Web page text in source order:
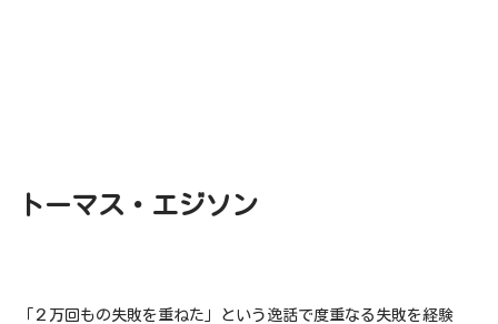
トーマス・エジソン
「２万回もの失敗を重ねた」という逸話で度重なる失敗を経験